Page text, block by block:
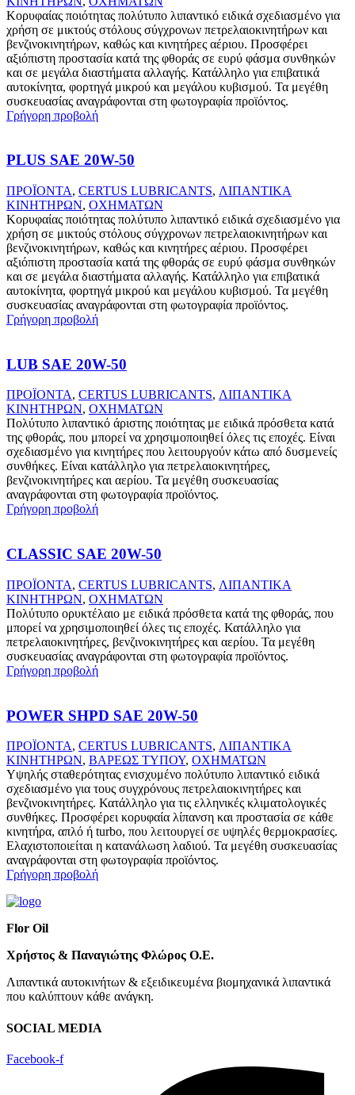
Κορυφαίας ποιότητας πολύτυπο λιπαντικό ειδικά σχεδιασμένο για
χρήση σε μικτούς στόλους σύγχρονων πετρελαιοκινητήρων και
βενζινοκινητήρων, καθώς και κινητήρες αέριου. Προσφέρει
αξιόπιστη προστασία κατά της φθοράς σε ευρύ φάσμα συνθηκών
και σε μεγάλα διαστήματα αλλαγής. Κατάλληλο για επιβατικά
αυτοκίνητα, φορτηγά μικρού και μεγάλου κυβισμού. Τα μεγέθη
συσκευασίας αναγράφονται στη φωτογραφία προϊόντος.
Γρήγορη προβολή
PLUS SAE 20W-50
ΠΡΟΪΟΝΤΑ, CERTUS LUBRICANTS, ΛΙΠΑΝΤΙΚΑ
ΚΙΝΗΤΗΡΩΝ, ΟΧΗΜΑΤΩΝ
Κορυφαίας ποιότητας πολύτυπο λιπαντικό ειδικά σχεδιασμένο για
χρήση σε μικτούς στόλους σύγχρονων πετρελαιοκινητήρων και
βενζινοκινητήρων, καθώς και κινητήρες αέριου. Προσφέρει
αξιόπιστη προστασία κατά της φθοράς σε ευρύ φάσμα συνθηκών
και σε μεγάλα διαστήματα αλλαγής. Κατάλληλο για επιβατικά
αυτοκίνητα, φορτηγά μικρού και μεγάλου κυβισμού. Τα μεγέθη
συσκευασίας αναγράφονται στη φωτογραφία προϊόντος.
Γρήγορη προβολή
LUB SAE 20W-50
ΠΡΟΪΟΝΤΑ, CERTUS LUBRICANTS, ΛΙΠΑΝΤΙΚΑ
ΚΙΝΗΤΗΡΩΝ, ΟΧΗΜΑΤΩΝ
Πολύτυπο λιπαντικό άριστης ποιότητας με ειδικά πρόσθετα κατά
της φθοράς, που μπορεί να χρησιμοποιηθεί όλες τις εποχές. Είναι
σχεδιασμένο για κινητήρες που λειτουργούν κάτω από δυσμενείς
συνθήκες. Είναι κατάλληλο για πετρελαιοκινητήρες,
βενζινοκινητήρες και αερίου. Τα μεγέθη συσκευασίας
αναγράφονται στη φωτογραφία προϊόντος.
Γρήγορη προβολή
CLASSIC SAE 20W-50
ΠΡΟΪΟΝΤΑ, CERTUS LUBRICANTS, ΛΙΠΑΝΤΙΚΑ
ΚΙΝΗΤΗΡΩΝ, ΟΧΗΜΑΤΩΝ
Πολύτυπο ορυκτέλαιο με ειδικά πρόσθετα κατά της φθοράς, που
μπορεί να χρησιμοποιηθεί όλες τις εποχές. Κατάλληλο για
πετρελαιοκινητήρες, βενζινοκινητήρες και αερίου. Τα μεγέθη
συσκευασίας αναγράφονται στη φωτογραφία προϊόντος.
Γρήγορη προβολή
POWER SHPD SAE 20W-50
ΠΡΟΪΟΝΤΑ, CERTUS LUBRICANTS, ΛΙΠΑΝΤΙΚΑ
ΚΙΝΗΤΗΡΩΝ, ΒΑΡΕΩΣ ΤΥΠΟΥ, ΟΧΗΜΑΤΩΝ
Υψηλής σταθερότητας ενισχυμένο πολύτυπο λιπαντικό ειδικά
σχεδιασμένο για τους συγχρόνους πετρελαιοκινητήρες και
βενζινοκινητήρες. Κατάλληλο για τις ελληνικές κλιματολογικές
συνθήκες. Προσφέρει κορυφαία λίπανση και προστασία σε κάθε
κινητήρα, απλό ή turbo, που λειτουργεί σε υψηλές θερμοκρασίες.
Ελαχιστοποιείται η κατανάλωση λαδιού. Τα μεγέθη συσκευασίας
αναγράφονται στη φωτογραφία προϊόντος.
Γρήγορη προβολή
Flor Oil
Χρήστος & Παναγιώτης Φλώρος Ο.Ε.
Λιπαντικά αυτοκινήτων & εξειδικευμένα βιομηχανικά λιπαντικά
που καλύπτουν κάθε ανάγκη.
SOCIAL MEDIA
Facebook-f